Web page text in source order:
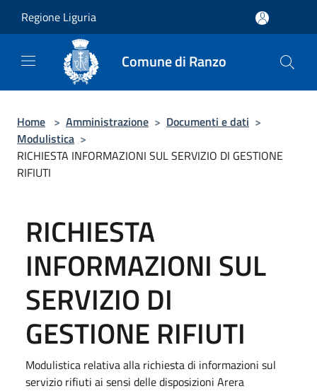
Regione Liguria
Comune di Ranzo
Home > Amministrazione > Documenti e dati >
Modulistica >
RICHIESTA INFORMAZIONI SUL SERVIZIO DI GESTIONE
RIFIUTI
RICHIESTA
INFORMAZIONI SUL
SERVIZIO DI
GESTIONE RIFIUTI
Modulistica relativa alla richiesta di informazioni sul
servizio rifiuti ai sensi delle disposizioni Arera